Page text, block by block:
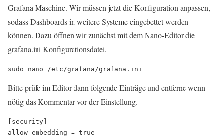
Grafana Maschine. Wir müssen jetzt die Konfiguration anpassen,
sodass Dashboards in weitere Systeme eingebettet werden
können. Dazu öffnen wir zunächst mit dem Nano-Editor die
grafana.ini Konfigurationsdatei.
Bitte prüfe im Editor dann folgende Einträge und entferne wenn
nötig das Kommentar vor der Einstellung.
[security]
allow_embedding = true